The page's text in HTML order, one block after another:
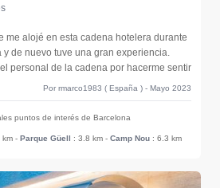
me alojé en esta cadena hotelera durante
de nuevo tuve una gran experiencia.
personal de la cadena por hacerme sentir
Por rmarco1983 ( España ) - Mayo 2023
puntos de interés de Barcelona
km - Parque Güell : 3.8 km - Camp Nou : 6.3 km